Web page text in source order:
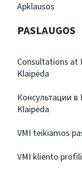
Apklausos
PASLAUGOS
Consultations at
Klaipėda
Консультации
Klaipėda
VMI teikiamos
VMI kliento